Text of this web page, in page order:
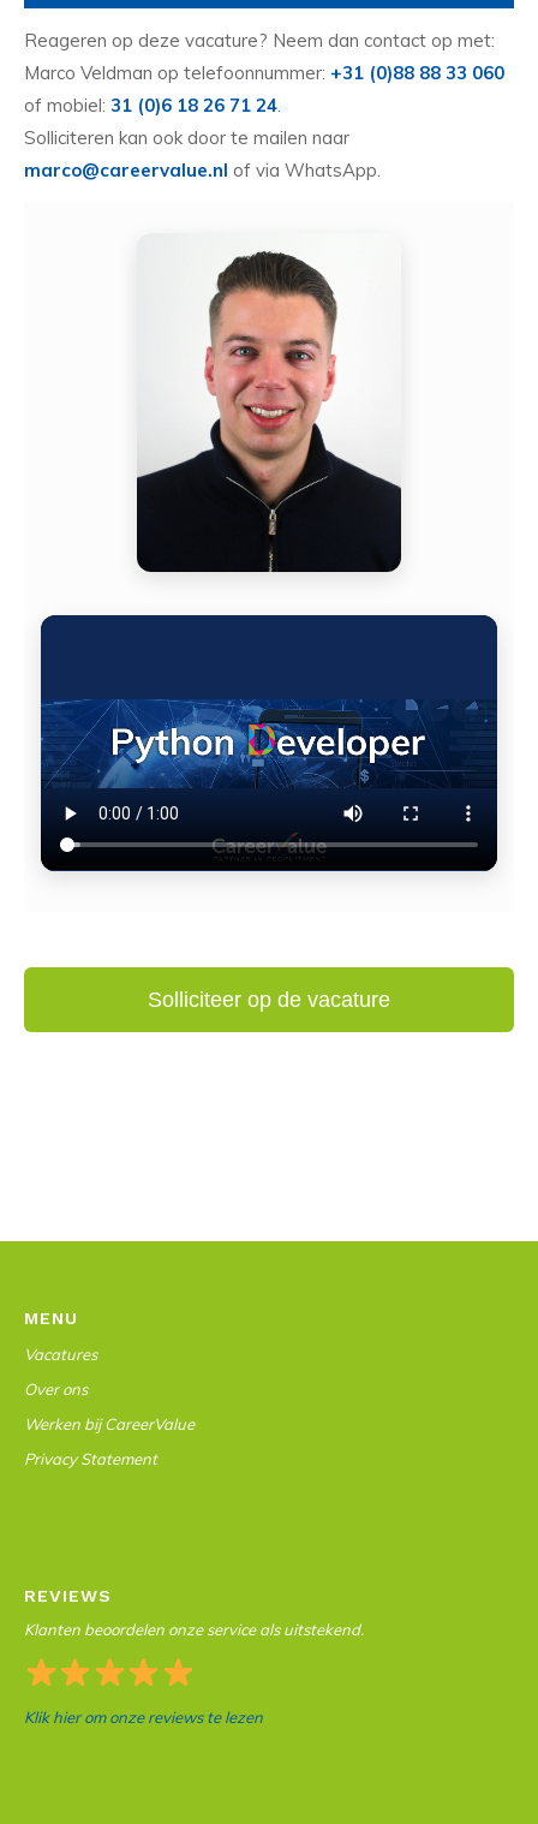
Reageren op deze vacature? Neem dan contact op met:
Marco Veldman op telefoonnummer: +31 (0)88 88 33 060
of mobiel: 31 (0)6 18 26 71 24.
Solliciteren kan ook door te mailen naar
marco@careervalue.nl of via WhatsApp.
MENU
Vacatures
Over ons
Werken bij CareerValue
Privacy Statement
REVIEWS
Klanten beoordelen onze service als uitstekend.
Klik hier om onze reviews te lezen